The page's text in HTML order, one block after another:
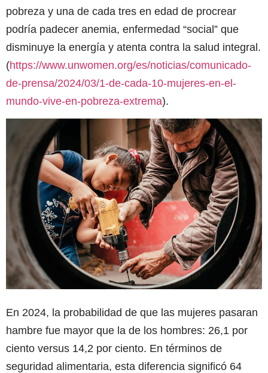
pobreza y una de cada tres en edad de procrear
podría padecer anemia, enfermedad “social” que
disminuye la energía y atenta contra la salud integral.
(https://www.unwomen.org/es/noticias/comunicado-
de-prensa/2024/03/1-de-cada-10-mujeres-en-el-
mundo-vive-en-pobreza-extrema).
En 2024, la probabilidad de que las mujeres pasaran
hambre fue mayor que la de los hombres: 26,1 por
ciento versus 14,2 por ciento. En términos de
seguridad alimentaria, esta diferencia significó 64